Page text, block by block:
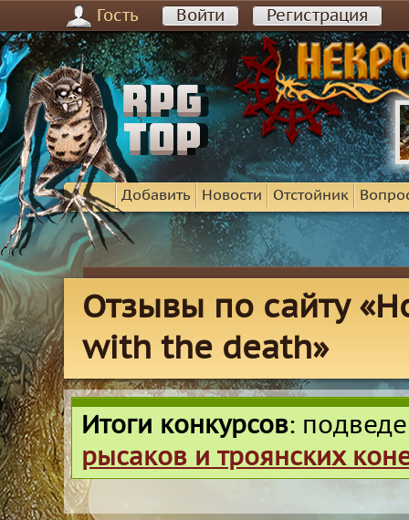
Гость Войти Регистрация
Добавить Новости Отстойник
Отзывы по сайту
with the death»
Итоги конкурсов:
рысаков и троянских